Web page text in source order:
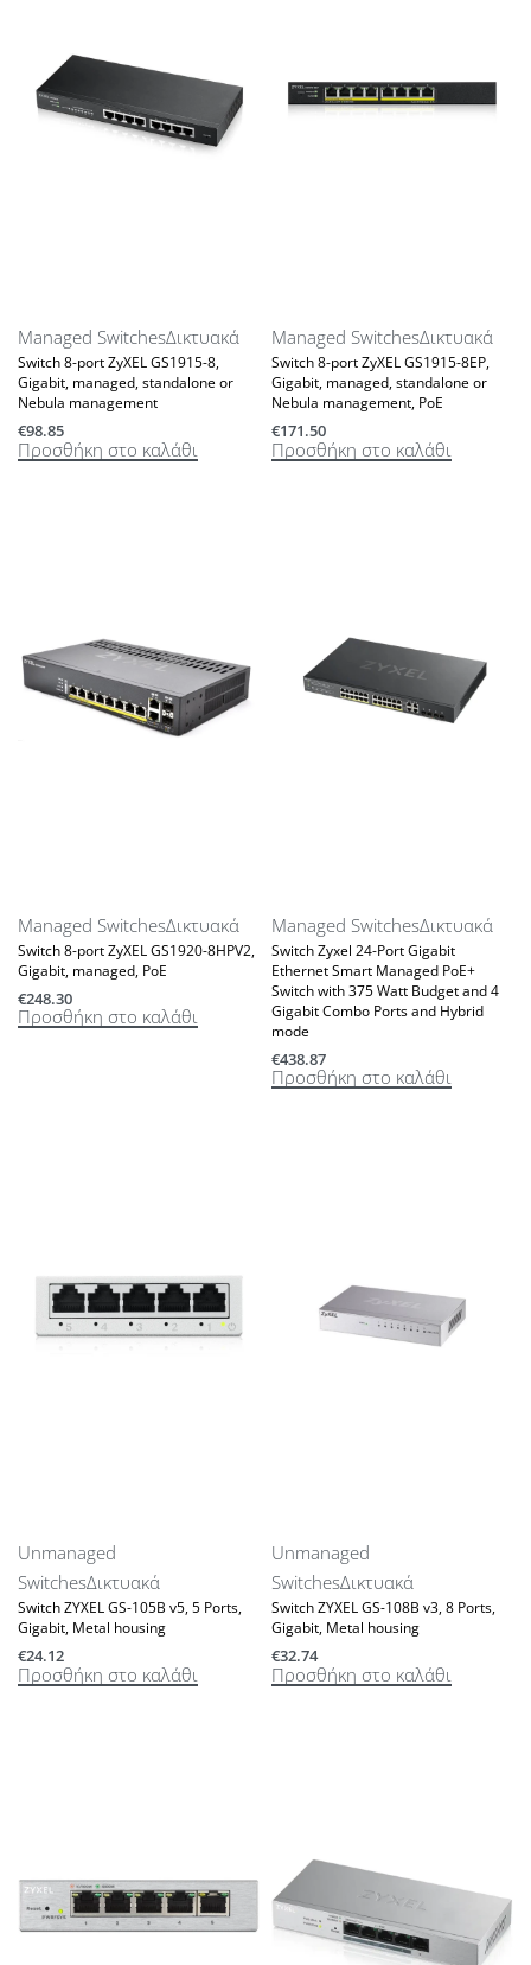
Managed SwitchesΔικτυακά
Switch 8-port ZyXEL GS1915-8,
Gigabit, managed, standalone or
Nebula management
€98.85
Προσθήκη στο καλάθι
Managed SwitchesΔικτυακά
Switch 8-port ZyXEL GS1915-8EP,
Gigabit, managed, standalone or
Nebula management, PoE
€171.50
Προσθήκη στο καλάθι
Managed SwitchesΔικτυακά
Switch 8-port ZyXEL GS1920-8HPV2,
Gigabit, managed, PoE
€248.30
Προσθήκη στο καλάθι
Managed SwitchesΔικτυακά
Switch Zyxel 24-Port Gigabit
Ethernet Smart Managed PoE+
Switch with 375 Watt Budget and 4
Gigabit Combo Ports and Hybrid
mode
€438.87
Προσθήκη στο καλάθι
Unmanaged
SwitchesΔικτυακά
Switch ZYXEL GS-105B v5, 5 Ports,
Gigabit, Metal housing
€24.12
Προσθήκη στο καλάθι
Unmanaged
SwitchesΔικτυακά
Switch ZYXEL GS-108B v3, 8 Ports,
Gigabit, Metal housing
€32.74
Προσθήκη στο καλάθι